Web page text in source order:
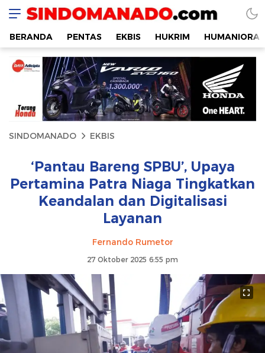
SINDOMANADO
Informatif dan Edukatif
BERANDA PENTAS EKBIS HUKRIM HUMANIORA
SINDOMANADO EKBIS
‘Pantau Bareng SPBU’, Upaya
Pertamina Patra Niaga Tingkatkan
Keandalan dan Digitalisasi
Layanan
Fernando Rumetor
27 Oktober 2025 6:55 pm